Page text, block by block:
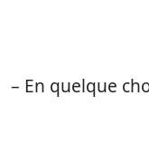
– En quelque